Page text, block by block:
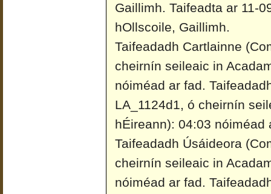
Gaillimh. Taifeadta ar 11-
hOllscoile, Gaillimh.
Taifeadadh Cartlainne
cheirnín seileaic in
nóiméad ar fad.
LA_1124d1, ó cheirnín
hÉireann): 04:03 nóiméad
Taifeadadh Úsáideora
cheirnín seileaic in
nóiméad ar fad.